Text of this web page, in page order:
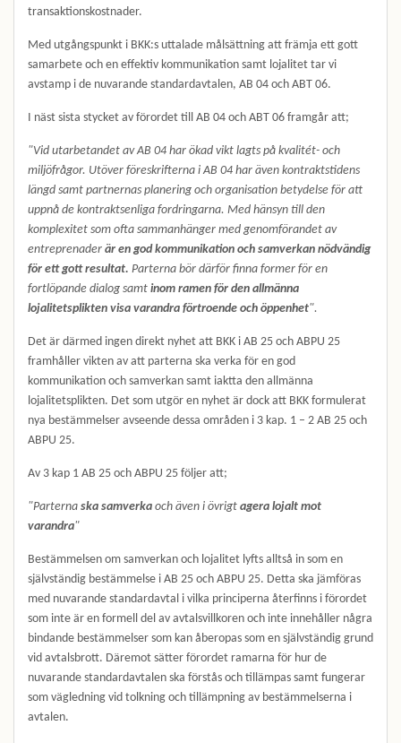
transaktionskostnader.
Med utgångspunkt i BKK:s uttalade målsättning att främja ett gott
samarbete och en effektiv kommunikation samt lojalitet tar vi
avstamp i de nuvarande standardavtalen, AB 04 och ABT 06.
I näst sista stycket av förordet till AB 04 och ABT 06 framgår att;
"Vid utarbetandet av AB 04 har ökad vikt lagts på kvalitét- och
miljöfrågor. Utöver föreskrifterna i AB 04 har även kontraktstidens
längd samt partnernas planering och organisation betydelse för att
uppnå de kontraktsenliga fordringarna. Med hänsyn till den
komplexitet som ofta sammanhänger med genomförandet av
entreprenader är en god kommunikation och samverkan nödvändig
för ett gott resultat. Parterna bör därför finna former för en
fortlöpande dialog samt inom ramen för den allmänna
lojalitetsplikten visa varandra förtroende och öppenhet".
Det är därmed ingen direkt nyhet att BKK i AB 25 och ABPU 25
framhåller vikten av att parterna ska verka för en god
kommunikation och samverkan samt iaktta den allmänna
lojalitetsplikten. Det som utgör en nyhet är dock att BKK formulerat
nya bestämmelser avseende dessa områden i 3 kap. 1 – 2 AB 25 och
ABPU 25.
Av 3 kap 1 AB 25 och ABPU 25 följer att;
"Parterna ska samverka och även i övrigt agera lojalt mot
varandra"
Bestämmelsen om samverkan och lojalitet lyfts alltså in som en
självständig bestämmelse i AB 25 och ABPU 25. Detta ska jämföras
med nuvarande standardavtal i vilka principerna återfinns i förordet
som inte är en formell del av avtalsvillkoren och inte innehåller några
bindande bestämmelser som kan åberopas som en självständig grund
vid avtalsbrott. Däremot sätter förordet ramarna för hur de
nuvarande standardavtalen ska förstås och tillämpas samt fungerar
som vägledning vid tolkning och tillämpning av bestämmelserna i
avtalen.